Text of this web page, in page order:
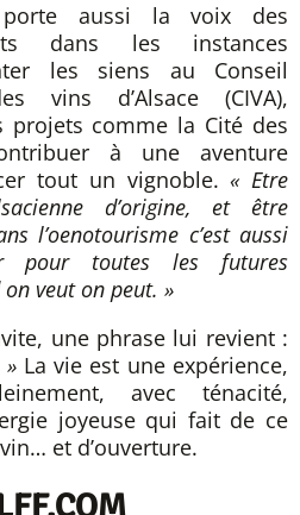
porte aussi la voix des
dans les instances
les siens au Conseil
vins d’Alsace (CIVA),
projets comme la Cité des
à une aventure
tout un vignoble.« Etre
d’origine, et être
l’oenotourisme c’est aussi
pour toutes les futures
veut on peut. »
une phrase lui revient :
La vie est une expérience,
avec ténacité,
joyeuse qui fait de ce
et d’ouverture.